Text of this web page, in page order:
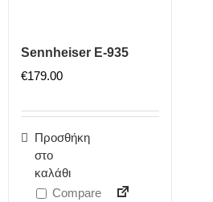
Sennheiser E-935
€179.00
Προσθήκη
στο
καλάθι
Compare